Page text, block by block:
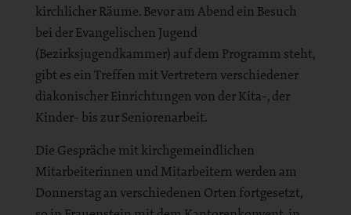
kirchlicher Räume. Bevor am Abend ein Besuch
bei der Evangelischen Jugend
(Bezirksjugendkammer) auf dem Programm steht,
gibt es ein Treffen mit Vertretern verschiedener
diakonischer Einrichtungen von der Kita-, der
Kinder- bis zur Seniorenarbeit.
Die Gespräche mit kirchgemeindlichen
Mitarbeiterinnen und Mitarbeitern werden am
Donnerstag an verschiedenen Orten fortgesetzt,